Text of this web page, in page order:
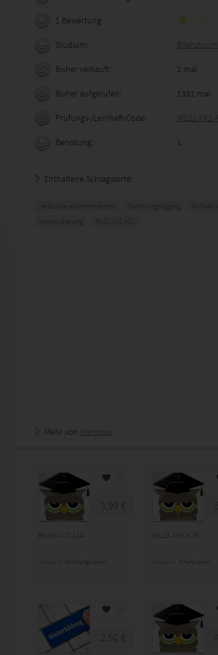
1 Bewertung
Studium:
Bisher verkauft: 2 mal
Bisher aufgerufen: 1391 mal
Prüfungs-/Lernheft-Code: IRL02-XX2-
Benotung: 1
Enthaltene Schlagworte:
verbundene Unternehmen Rechnungslegung
Konsolidierung
IRL02-XX2-A02
Mehr von Marymax
3,99 €
BIL09-XX7-A14
Rechnungswesen
BIL03-XX6-K28
Finanzwesen
2,50 €